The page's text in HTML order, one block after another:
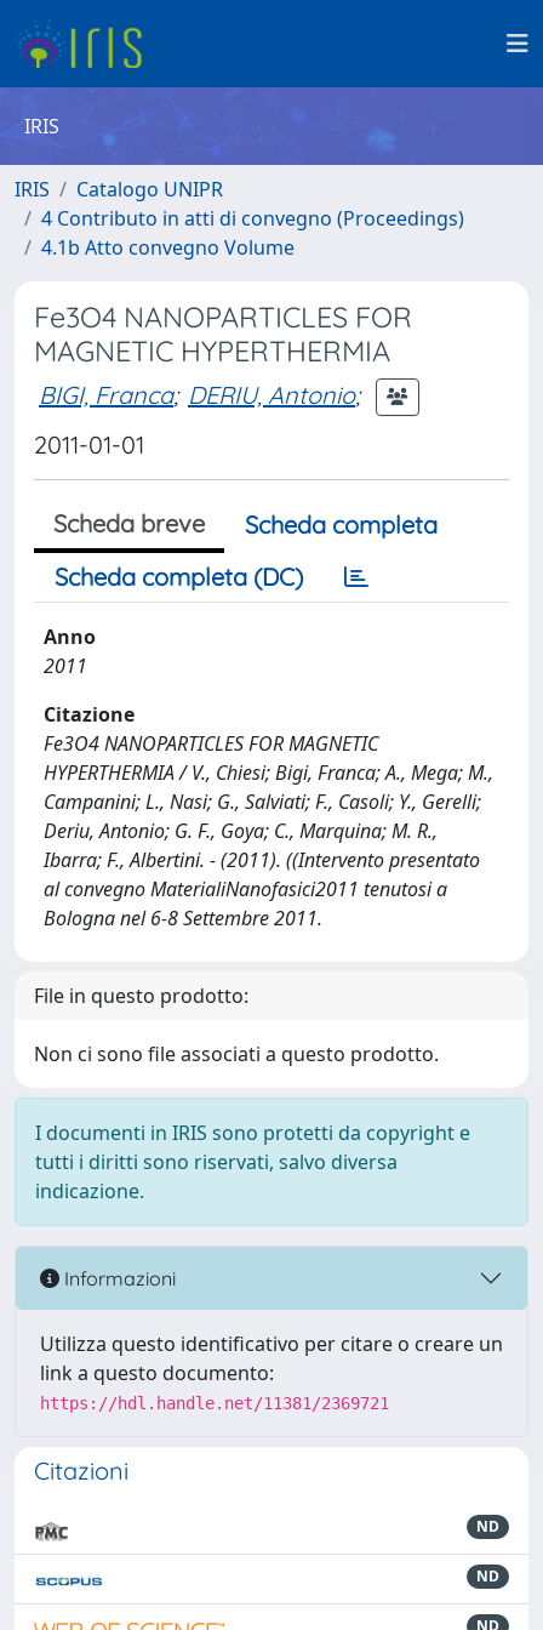
IRIS
IRIS
Catalogo UNIPR
4 Contributo in atti di convegno (Proceedings)
4.1b Atto convegno Volume
Fe3O4 NANOPARTICLES FOR
MAGNETIC HYPERTHERMIA
BIGI, Franca; DERIU, Antonio;
2011-01-01
Scheda breve
Scheda completa
Scheda completa (DC)
Anno
2011
Citazione
Fe3O4 NANOPARTICLES FOR MAGNETIC
HYPERTHERMIA / V., Chiesi; Bigi, Franca; A., Mega; M.,
Campanini; L., Nasi; G., Salviati; F., Casoli; Y., Gerelli;
Deriu, Antonio; G. F., Goya; C., Marquina; M. R.,
Ibarra; F., Albertini. - (2011). ((Intervento presentato
al convegno MaterialiNanofasici2011 tenutosi a
Bologna nel 6-8 Settembre 2011.
File in questo prodotto:
Non ci sono file associati a questo prodotto.
I documenti in IRIS sono protetti da copyright e
tutti i diritti sono riservati, salvo diversa
indicazione.
Informazioni
Utilizza questo identificativo per citare o creare un
link a questo documento:
https://hdl.handle.net/11381/2369721
Citazioni
ND
ND